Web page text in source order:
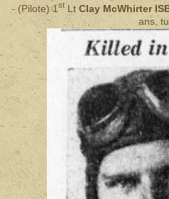
-(Pilote)1st Lt Clay McWhirter
ans,